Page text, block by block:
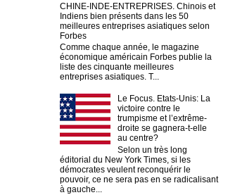
CHINE-INDE-ENTREPRISES. Chinois et
Indiens bien présents dans les 50
meilleures entreprises asiatiques selon
Forbes
Comme chaque année, le magazine
économique américain Forbes publie la
liste des cinquante meilleures
entreprises asiatiques. T...
Le Focus. Etats-Unis: La
victoire contre le
trumpisme et l’extrême-
droite se gagnera-t-elle
au centre?
Selon un très long
éditorial du New York Times, si les
démocrates veulent reconquérir le
pouvoir, ce ne sera pas en se radicalisant
à gauche...